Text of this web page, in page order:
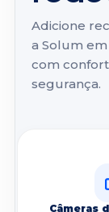
Adicione
a Solum
com
segurança.
Câmeras